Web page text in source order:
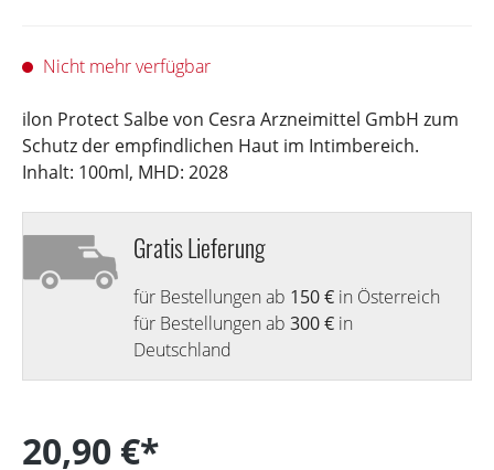
Nicht mehr verfügbar
ilon Protect Salbe von Cesra Arzneimittel GmbH zum
Schutz der empfindlichen Haut im Intimbereich.
Inhalt: 100ml, MHD: 2028
Gratis Lieferung
für Bestellungen ab 150 € in Österreich
für Bestellungen ab 300 € in
Deutschland
20,90 €*